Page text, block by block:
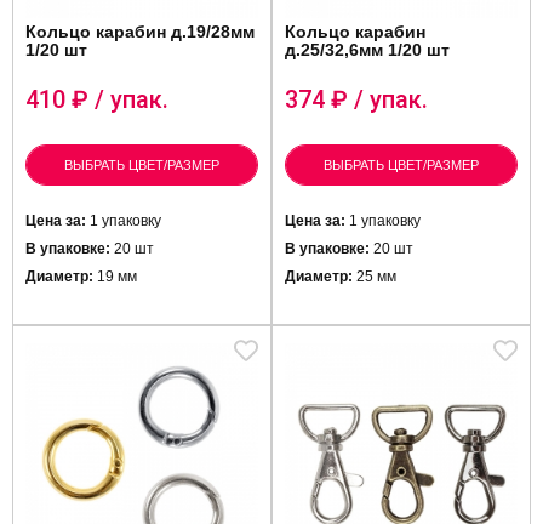
Кольцо карабин д.19/28мм
1/20 шт
410 ₽ / упак.
ВЫБРАТЬ ЦВЕТ/РАЗМЕР
Цена за: 1 упаковку
В упаковке: 20 шт
Диаметр: 19 мм
Кольцо карабин
д.25/32,6мм 1/20 шт
374 ₽ / упак.
ВЫБРАТЬ ЦВЕТ/РАЗМЕР
Цена за: 1 упаковку
В упаковке: 20 шт
Диаметр: 25 мм